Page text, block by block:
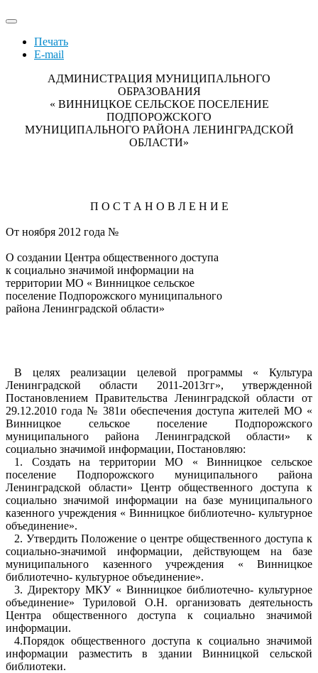
Печать
E-mail
АДМИНИСТРАЦИЯ МУНИЦИПАЛЬНОГО
ОБРАЗОВАНИЯ
« ВИННИЦКОЕ СЕЛЬСКОЕ ПОСЕЛЕНИЕ
ПОДПОРОЖСКОГО
МУНИЦИПАЛЬНОГО РАЙОНА ЛЕНИНГРАДСКОЙ
ОБЛАСТИ»
П О С Т А Н О В Л Е Н И Е
От ноября 2012 года №
О создании Центра общественного доступа
к социально значимой информации на
территории МО « Винницкое сельское
поселение Подпорожского муниципального
района Ленинградской области»
В целях реализации целевой программы « Культура
Ленинградской области 2011-2013гг», утвержденной
Постановлением Правительства Ленинградской области от
29.12.2010 года № 381и обеспечения доступа жителей МО «
Винницкое сельское поселение Подпорожского
муниципального района Ленинградской области» к
социально значимой информации, Постановляю:
1. Создать на территории МО « Винницкое сельское
поселение Подпорожского муниципального района
Ленинградской области» Центр общественного доступа к
социально значимой информации на базе муниципального
казенного учреждения « Винницкое библиотечно- культурное
объединение».
2. Утвердить Положение о центре общественного доступа к
социально-значимой информации, действующем на базе
муниципального казенного учреждения « Винницкое
библиотечно- культурное объединение».
3. Директору МКУ « Винницкое библиотечно- культурное
объединение» Туриловой О.Н. организовать деятельность
Центра общественного доступа к социально значимой
информации.
4.Порядок общественного доступа к социально значимой
информации разместить в здании Винницкой сельской
библиотеки.